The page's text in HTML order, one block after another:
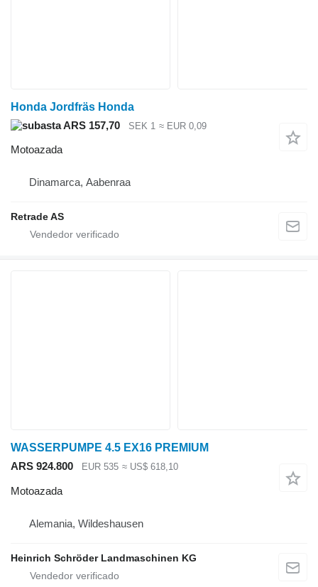
Honda Jordfräs Honda
ARS 157,70
SEK 1 ≈ EUR 0,09
Motoazada
Dinamarca, Aabenraa
Retrade AS
WASSERPUMPE 4.5 EX16 PREMIUM
ARS 924.800
EUR 535 ≈ US$ 618,10
Motoazada
Alemania, Wildeshausen
Heinrich Schröder Landmaschinen KG